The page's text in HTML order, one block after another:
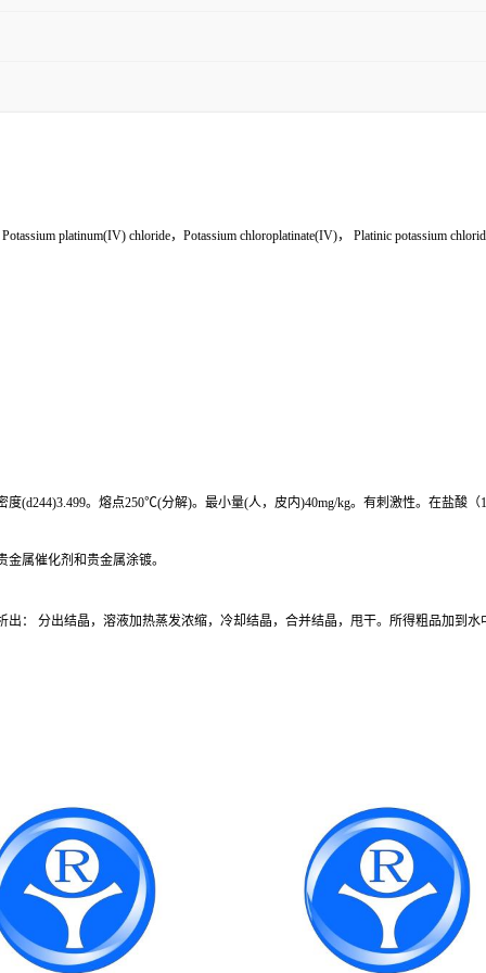
platinum(IV) chloride，Potassium chloroplatinate(IV)， Platinic potassium
(d244)3.499。熔点250℃(分解)。最小量(人，皮内)40mg/kg。有刺激性。在盐酸（
属催化剂和贵金属涂镀。
： 分出结晶，溶液加热蒸发浓缩，冷却结晶，合并结晶，甩干。所得粗品加到